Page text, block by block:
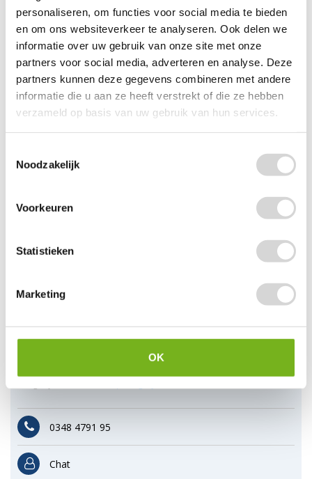
personaliseren, om functies voor social media te bieden
en om ons websiteverkeer te analyseren. Ook delen we
informatie over uw gebruik van onze site met onze
partners voor social media, adverteren en analyse. Deze
partners kunnen deze gegevens combineren met andere
informatie die u aan ze heeft verstrekt of die ze hebben
verzameld op basis van uw gebruik van hun services.
Noodzakelijk
Voorkeuren
Statistieken
Marketing
OK
Kunststof labels (per 100 stuks)
Klantenservice
Wij zijn nu gesloten. Wij zijn de eerst volgende werkdag weer
open tussen 7:30 en 17:30 uur.
0348 4791 95
Chat